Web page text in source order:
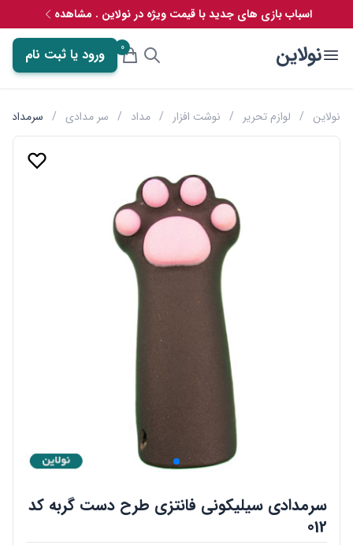
اسباب بازی های جدید با قیمت ویژه در نولاین . مشاهده
نولاین 0 ورود یا ثبت نام
نولاین / لوازم تحریر / نوشت افزار / مداد / سر مدادی / سرمدادی
سرمدادی سیلیکونی فانتزی طرح دست گربه کد
012